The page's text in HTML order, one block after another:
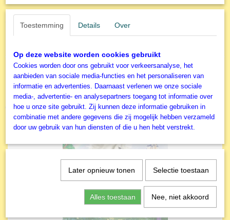
4005556131808
Productcode leverancier
300 stukjes - De IJskoningin
Ook interessant
Toestemming Details Over
Op deze website worden cookies gebruikt
Cookies worden door ons gebruikt voor verkeersanalyse, het
aanbieden van sociale media-functies en het personaliseren van
informatie en advertenties. Daarnaast verlenen we onze sociale
media-, advertentie- en analysepartners toegang tot informatie over
hoe u onze site gebruikt. Zij kunnen deze informatie gebruiken in
combinatie met andere gegevens die zij mogelijk hebben verzameld
door uw gebruik van hun diensten of die u hen hebt verstrekt.
Later opnieuw tonen Selectie toestaan
Alles toestaan Nee, niet akkoord